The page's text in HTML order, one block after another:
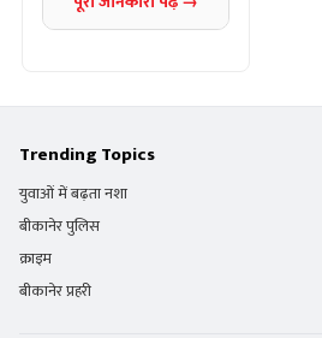
Trending Topics
युवाओं में बढ़ता नशा
बीकानेर पुलिस
क्राइम
बीकानेर प्रहरी